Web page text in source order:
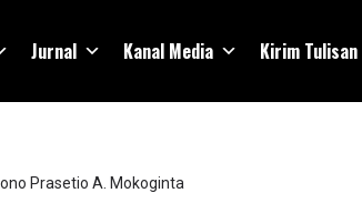
Jurnal Kanal Media Kirim Tulisan
Prasetio A. Mokoginta